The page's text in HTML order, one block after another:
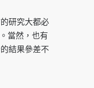
研究大都必
當然，也有
結果參差不